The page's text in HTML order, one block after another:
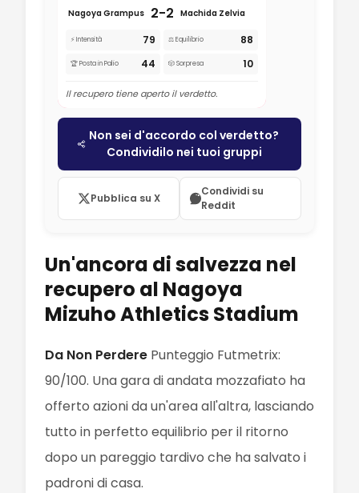
Nagoya Grampus
2-2 Machida Zelvia
⚡ Intensità 79 ⚖️ Equilibrio 88
🏆 Posta in Palio 44 🎲 Sorpresa 10
Il recupero tiene aperto il verdetto.
Non sei d'accordo col verdetto?
Condividilo nei tuoi gruppi
Pubblica su X
Condividi su
Reddit
Un'ancora di salvezza nel
recupero al Nagoya
Mizuho Athletics Stadium
Da Non Perdere Punteggio Futmetrix:
90/100. Una gara di andata mozzafiato ha
offerto azioni da un'area all'altra, lasciando
tutto in perfetto equilibrio per il ritorno
dopo un pareggio tardivo che ha salvato i
padroni di casa.